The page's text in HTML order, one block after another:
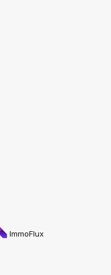
ImmoFlux